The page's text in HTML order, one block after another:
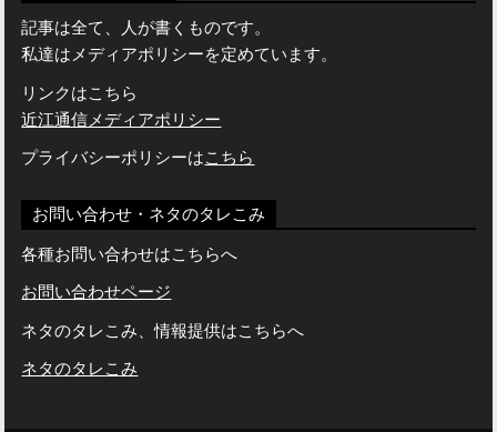
記事は全て、人が書くものです。
私達はメディアポリシーを定めています。
リンクはこちら
近江通信メディアポリシー
プライバシーポリシーはこちら
お問い合わせ・ネタのタレこみ
各種お問い合わせはこちらへ
お問い合わせページ
ネタのタレこみ、情報提供はこちらへ
ネタのタレこみ